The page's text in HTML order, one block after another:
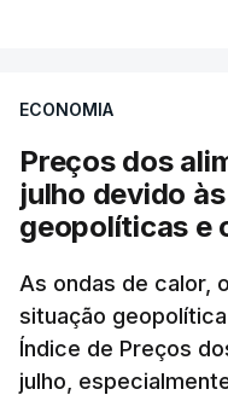
ECONOMIA
Preços dos
julho devido
geopolíticas e
As ondas de calor,
situação
Índice de Preços
julho,